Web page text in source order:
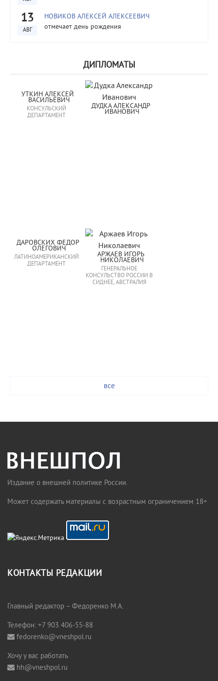
13
АВГ
НОВИКОВ АЛЕКСЕЙ АЛЕКСЕЕВИЧ
отмечает день рождения
ДИПЛОМАТЫ
УТКИН АЛЕКСЕЙ
ВАСИЛЬЕВИЧ
КОНСУЛЬСКИЙ
ДЕПАРТАМЕНТ
ДУДКА АЛЕКСАНДР
ИВАНОВИЧ
ДАРОВСКИХ ФЕДОР
ОЛЕГОВИЧ
ЛАТИНОАМЕРИКАНСКИЙ
ДЕПАРТАМЕНТ
АРЖАЕВ ИГОРЬ
НИКОЛАЕВИЧ
ГЕНЕРАЛЬНОЕ
КОНСУЛЬСТВО РОССИИ В
СИДНЕЕ, АВСТРАЛИЯ
все
Издание о внешней политике России.
Может содержать материалы с возрастным ограничением 18+
КОНТАКТЫ РЕДАКЦИИ
Главный редактор – Федоренко М.А.
Телефон: +7 903 406-55-88
fedorenko@vneshpol.ru
Хочу у вас работать
hh@vneshpol.ru